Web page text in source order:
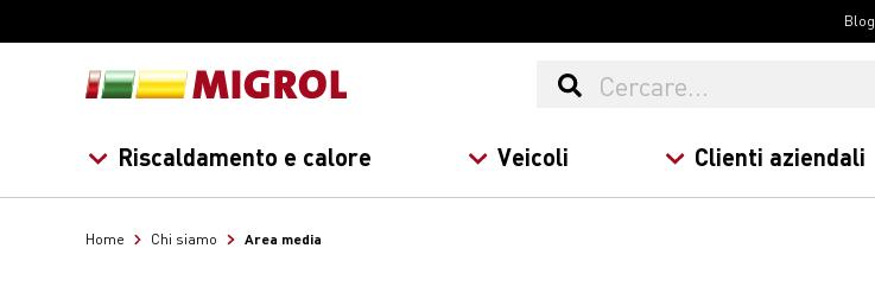
Blog
Riscaldamento e calore Veicoli Clienti aziendali
Home Chi siamo Area media